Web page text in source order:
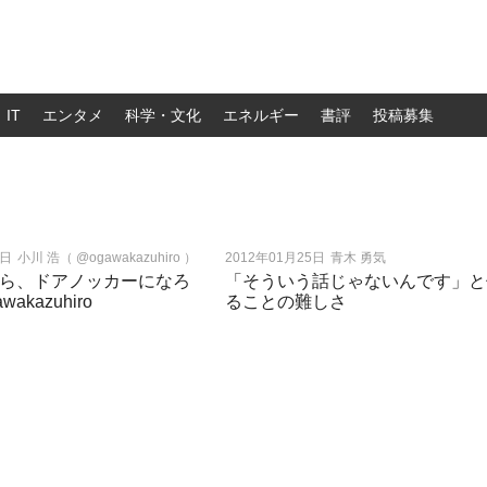
IT エンタメ 科学・文化 エネルギー 書評 投稿募集
小川 浩（ @ogawakazuhiro ）
、ドアノッカーになろ
2012年01月25日 青木 勇気
「そういう話じゃないんです」
ることの難しさ